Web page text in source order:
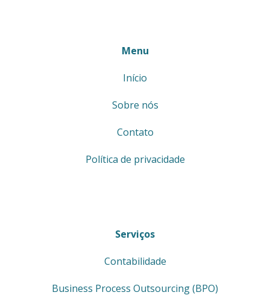
Menu
Início
Sobre nós
Contato
Política de privacidade
Serviços
Contabilidade
Business Process Outsourcing (BPO)